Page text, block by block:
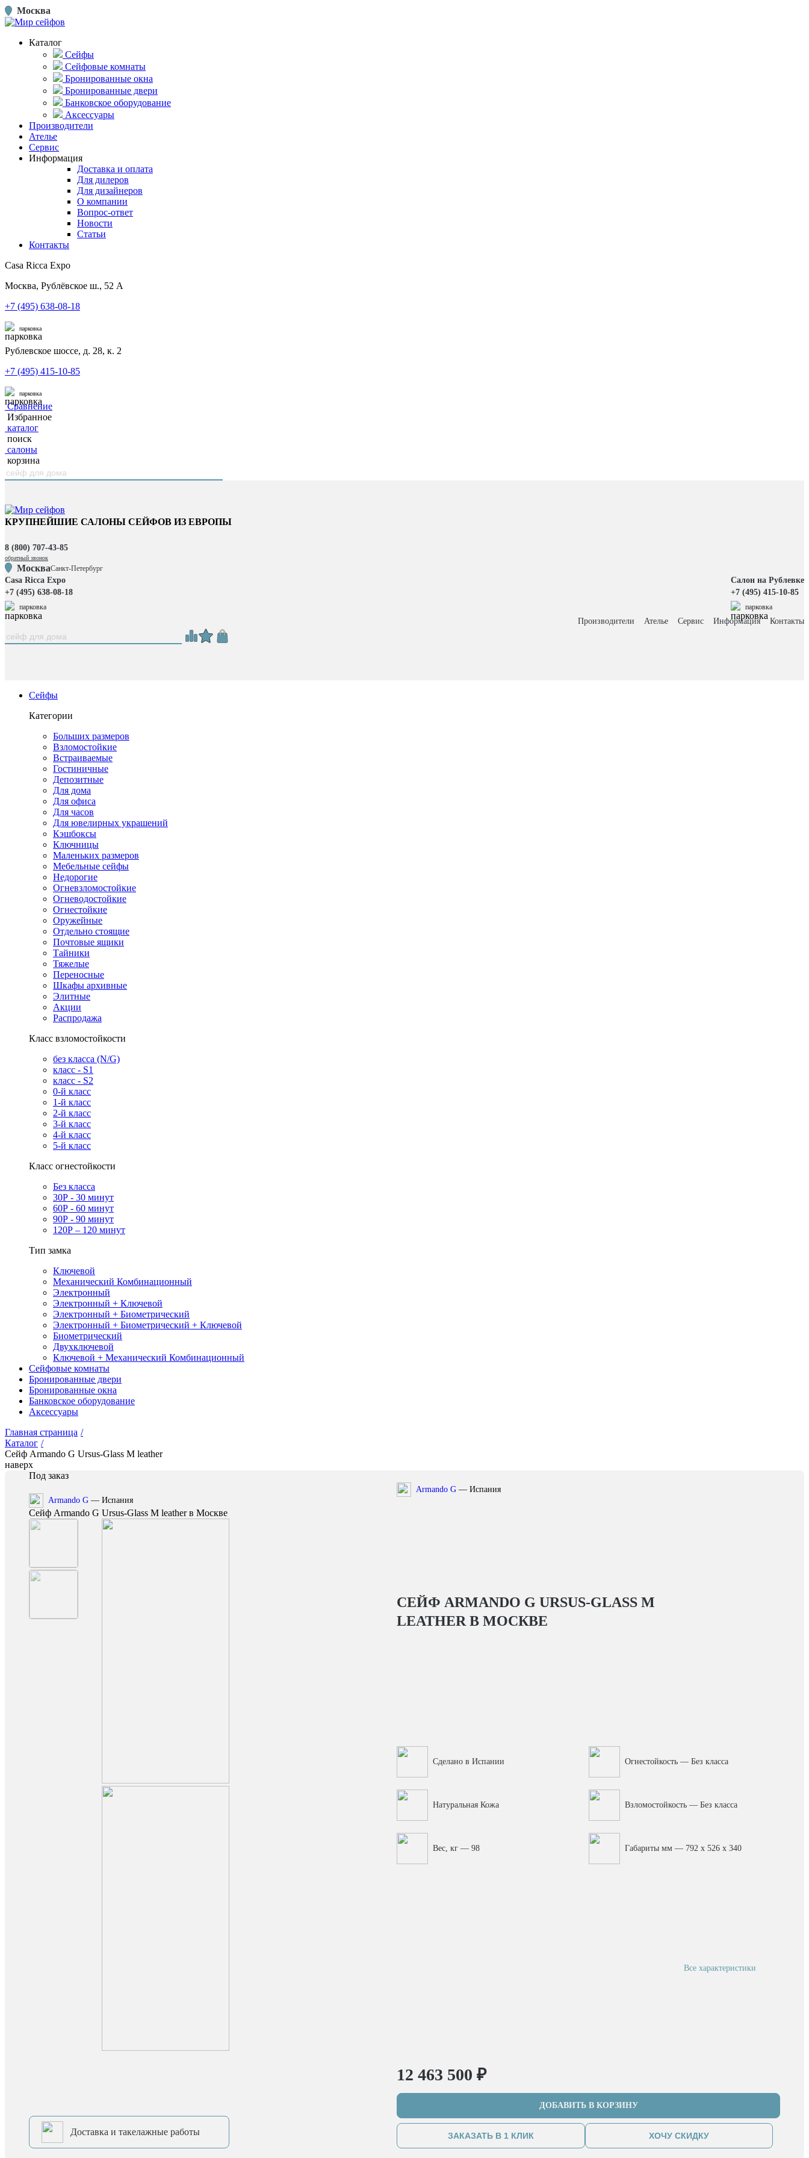
Москва
Каталог
Сейфы
Сейфовые комнаты
Бронированные окна
Бронированные двери
Банковское оборудование
Аксессуары
Производители
Ателье
Сервис
Информация
Доставка и оплата
Для дилеров
Для дизайнеров
О компании
Вопрос-ответ
Новости
Статьи
Контакты
Casa Ricca Expo
Москва, Рублёвское ш., 52 А
+7 (495) 638-08-18
парковка
Рублевское шоссе, д. 28, к. 2
+7 (495) 415-10-85
парковка
Сравнение
Избранное
каталог
поиск
салоны
корзина
КРУПНЕЙШИЕ САЛОНЫ СЕЙФОВ ИЗ ЕВРОПЫ
8 (800) 707-43-85
обратный звонок
МоскваСанкт-Петербург
Casa Ricca Expo
+7 (495) 638-08-18
парковка
Салон на Рублевке
+7 (495) 415-10-85
парковка
Производители Ателье Сервис Информация Контакты
Сейфы
Категории
Больших размеров
Взломостойкие
Встраиваемые
Гостиничные
Депозитные
Для дома
Для офиса
Для часов
Для ювелирных украшений
Кэшбоксы
Ключницы
Маленьких размеров
Мебельные сейфы
Недорогие
Огневзломостойкие
Огневодостойкие
Огнестойкие
Оружейные
Отдельно стоящие
Почтовые ящики
Тайники
Тяжелые
Переносные
Шкафы архивные
Элитные
Акции
Распродажа
Класс взломостойкости
без класса (N/G)
класс - S1
класс - S2
0-й класс
1-й класс
2-й класс
3-й класс
4-й класс
5-й класс
Класс огнестойкости
Без класса
30Р - 30 минут
60Р - 60 минут
90Р - 90 минут
120Р – 120 минут
Тип замка
Ключевой
Механический Комбинационный
Электронный
Электронный + Ключевой
Электронный + Биометрический
Электронный + Биометрический + Ключевой
Биометрический
Двухключевой
Ключевой + Механический Комбинационный
Сейфовые комнаты
Бронированные двери
Бронированные окна
Банковское оборудование
Аксессуары
Главная страница /
Каталог /
Сейф Armando G Ursus-Glass M leather
наверх
Под заказ
Armando G — Испания
Сейф Armando G Ursus-Glass M leather в Москве
Доставка и такелажные работы
Armando G — Испания
СЕЙФ ARMANDO G URSUS-GLASS M
LEATHERВ МОСКВЕ
Сделано в Испании Огнестойкость — Без класса
Натуральная Кожа Взломостойкость — Без класса
Вес, кг — 98 Габариты мм — 792 x 526 x 340
Все характеристики
12 463 500 ₽
ДОБАВИТЬ В КОРЗИНУ
ЗАКАЗАТЬ В 1 КЛИК ХОЧУ СКИДКУ